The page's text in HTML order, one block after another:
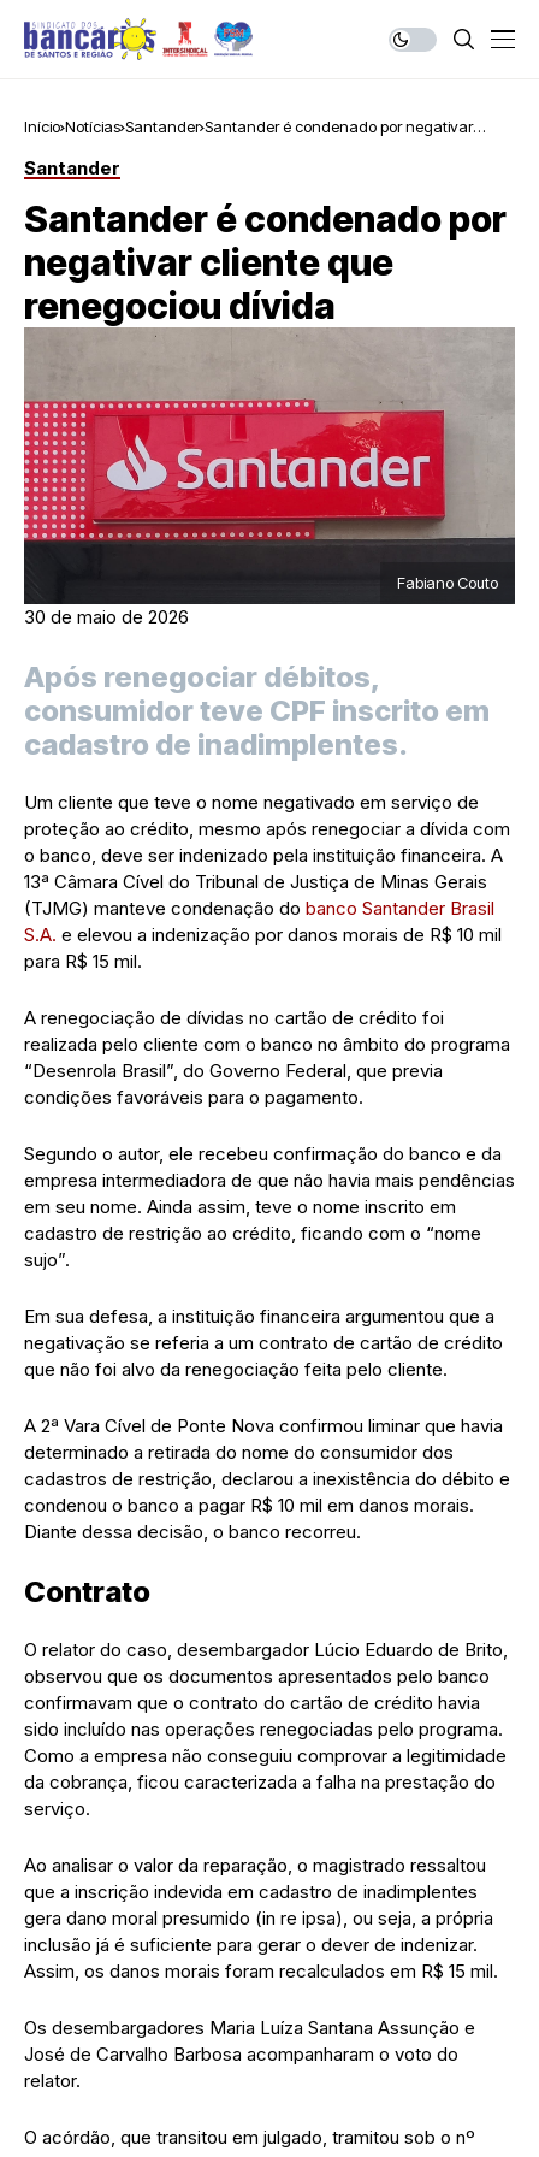
Início Notícias Santander Santander é condenado por negativar
Santander
Santander é condenado por
negativar cliente que
renegociou dívida
Fabiano Couto
30 de maio de 2026
Após renegociar débitos,
consumidor teve CPF inscrito em
cadastro de inadimplentes.
Um cliente que teve o nome negativado em serviço de
proteção ao crédito, mesmo após renegociar a dívida com
o banco, deve ser indenizado pela instituição financeira. A
13ª Câmara Cível do Tribunal de Justiça de Minas Gerais
(TJMG) manteve condenação do banco Santander Brasil
S.A. e elevou a indenização por danos morais de R$ 10 mil
para R$ 15 mil.
A renegociação de dívidas no cartão de crédito foi
realizada pelo cliente com o banco no âmbito do programa
“Desenrola Brasil”, do Governo Federal, que previa
condições favoráveis para o pagamento.
Segundo o autor, ele recebeu confirmação do banco e da
empresa intermediadora de que não havia mais pendências
em seu nome. Ainda assim, teve o nome inscrito em
cadastro de restrição ao crédito, ficando com o “nome
sujo”.
Em sua defesa, a instituição financeira argumentou que a
negativação se referia a um contrato de cartão de crédito
que não foi alvo da renegociação feita pelo cliente.
A 2ª Vara Cível de Ponte Nova confirmou liminar que havia
determinado a retirada do nome do consumidor dos
cadastros de restrição, declarou a inexistência do débito e
condenou o banco a pagar R$ 10 mil em danos morais.
Diante dessa decisão, o banco recorreu.
Contrato
O relator do caso, desembargador Lúcio Eduardo de Brito,
observou que os documentos apresentados pelo banco
confirmavam que o contrato do cartão de crédito havia
sido incluído nas operações renegociadas pelo programa.
Como a empresa não conseguiu comprovar a legitimidade
da cobrança, ficou caracterizada a falha na prestação do
serviço.
Ao analisar o valor da reparação, o magistrado ressaltou
que a inscrição indevida em cadastro de inadimplentes
gera dano moral presumido (in re ipsa), ou seja, a própria
inclusão já é suficiente para gerar o dever de indenizar.
Assim, os danos morais foram recalculados em R$ 15 mil.
Os desembargadores Maria Luíza Santana Assunção e
José de Carvalho Barbosa acompanharam o voto do
relator.
O acórdão, que transitou em julgado, tramitou sob o nº